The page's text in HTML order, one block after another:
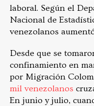
laboral. Según el
Nacional de
venezolanos
Desde que se
confinamiento en
por Migración
mil venezolanos
En junio y julio,